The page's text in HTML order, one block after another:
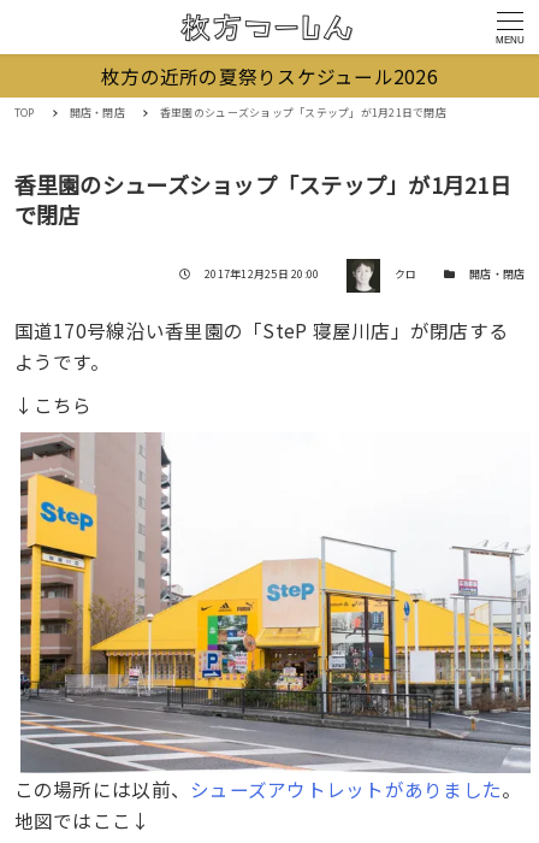
MENU
枚方の近所の夏祭りスケジュール2026
TOP 開店・閉店 香里園のシューズショップ「ステップ」が1月21日で閉店
香里園のシューズショップ「ステップ」が1月21日
で閉店
投稿日
2017年12月25日 20:00 著者 クロ カテゴリー開店・閉店
国道170号線沿い香里園の「SteP 寝屋川店」が閉店する
ようです。
↓こちら
この場所には以前、 シューズアウトレットがありました。
地図ではここ↓